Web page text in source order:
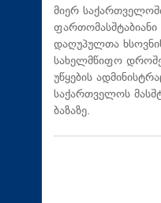
მიერ
დაღუპულთა
სახელმწიფო
უწყების
საქართველოს
ბაზაზე.